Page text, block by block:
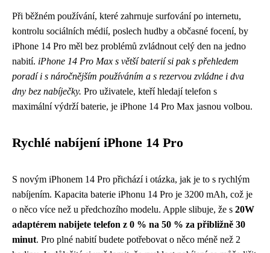
Při běžném používání, které zahrnuje surfování po internetu,
kontrolu sociálních médií, poslech hudby a občasné focení, by
iPhone 14 Pro měl bez problémů zvládnout celý den na jedno
nabití. iPhone 14 Pro Max s větší baterií si pak s přehledem
poradí i s náročnějším používáním a s rezervou zvládne i dva
dny bez nabíječky. Pro uživatele, kteří hledají telefon s
maximální výdrží baterie, je iPhone 14 Pro Max jasnou volbou.
Rychlé nabíjení iPhone 14 Pro
S novým iPhonem 14 Pro přichází i otázka, jak je to s rychlým
nabíjením. Kapacita baterie iPhonu 14 Pro je 3200 mAh, což je
o něco více než u předchozího modelu. Apple slibuje, že s 20W
adaptérem nabijete telefon z 0 % na 50 % za přibližně 30
minut. Pro plné nabití budete potřebovat o něco méně než 2